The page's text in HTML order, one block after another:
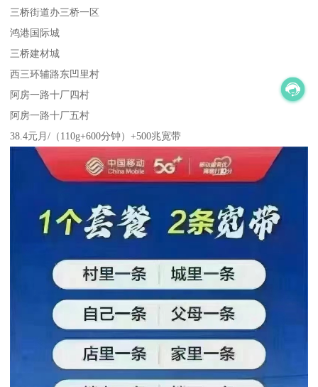
三桥街道办三桥一区
鸿港国际城
三桥建材城
西三环辅路东凹里村
阿房一路十厂四村
阿房一路十厂五村
38.4元月/（110g+600分钟）+500兆宽带